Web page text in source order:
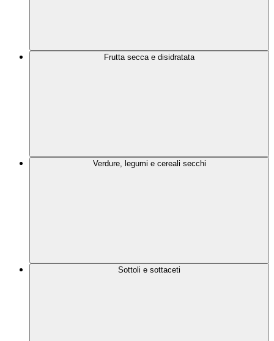
Frutta secca e disidratata
Verdure, legumi e cereali secchi
Sottoli e sottaceti